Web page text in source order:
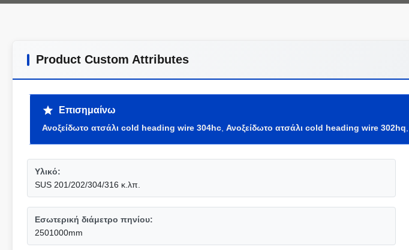
Product Custom Attributes
Επισημαίνω
Ανοξείδωτο ατσάλι cold heading wire 304hc Ανοξείδωτο ατσάλι cold heading wire 302hq
Υλικό:
SUS 201/202/304/316 κ.λπ.
Εσωτερική διάμετρο πηνίου:
2501000mm